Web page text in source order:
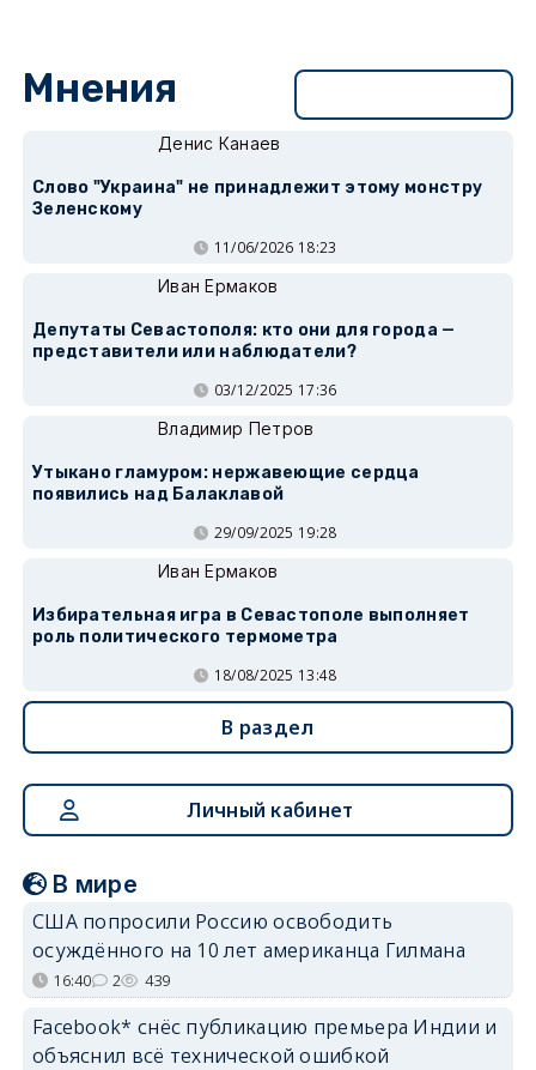
Мнения
Денис Канаев
Слово "Украина" не принадлежит этому монстру
Зеленскому
11/06/2026 18:23
Иван Ермаков
Депутаты Севастополя: кто они для города —
представители или наблюдатели?
03/12/2025 17:36
Владимир Петров
Утыкано гламуром: нержавеющие сердца
появились над Балаклавой
29/09/2025 19:28
Иван Ермаков
Избирательная игра в Севастополе выполняет
роль политического термометра
18/08/2025 13:48
В раздел
Личный кабинет
В мире
США попросили Россию освободить
осуждённого на 10 лет американца Гилмана
16:40 2 439
Facebook* снёс публикацию премьера Индии и
объяснил всё технической ошибкой